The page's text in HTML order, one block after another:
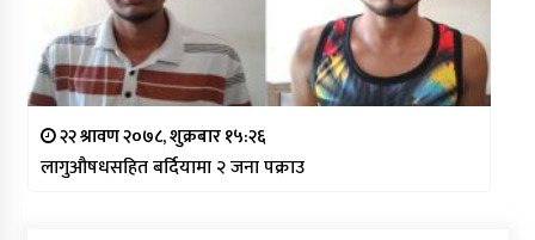
२२ श्रावण २०७८, शुक्रबार १५:२६
लागुऔषधसहित बर्दियामा २ जना पक्राउ